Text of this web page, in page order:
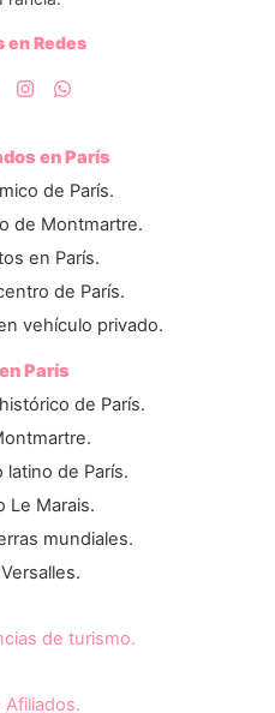
en Redes
en París
de París.
de Montmartre.
en París.
de París.
vehículo privado.
París
de París.
latino de París.
Le Marais.
mundiales.
de turismo.
Afiliados.